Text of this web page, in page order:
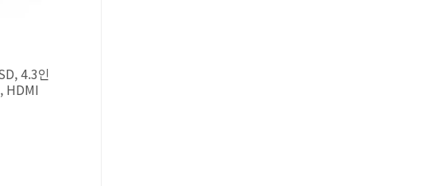
4.3인
HDMI